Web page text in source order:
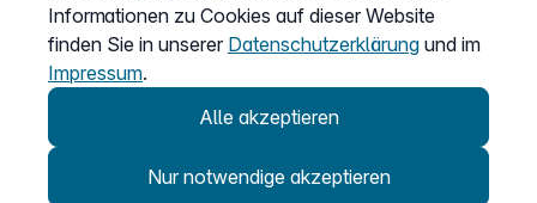
Informationen zu Cookies auf dieser Website
finden Sie in unserer Datenschutzerklärung und im
Impressum.
Alle akzeptieren
Nur notwendige akzeptieren